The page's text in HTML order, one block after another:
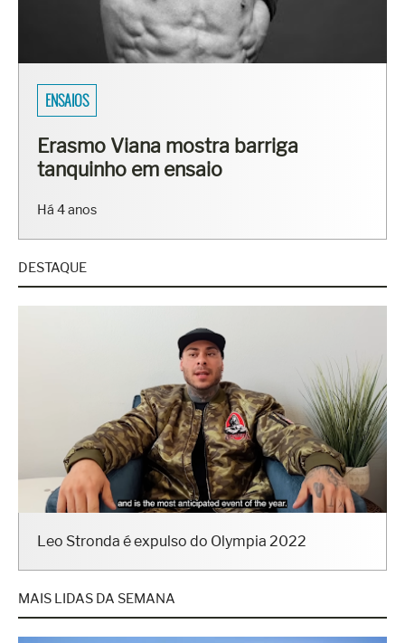
ENSAIOS
Erasmo Viana mostra barriga
tanquinho em ensaio
Há 4 anos
DESTAQUE
Leo Stronda é expulso do Olympia 2022
MAIS LIDAS DA SEMANA